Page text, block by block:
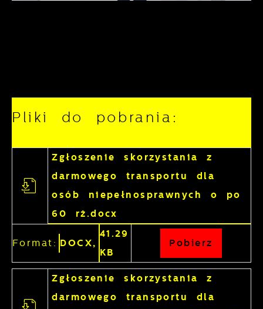
Pliki do pobrania:
Zgłoszenie skorzystania z
darmowego transportu dla
osób niepełnosprawnych o po
60 rż.docx
Format: DOCX,
41.29
KB
Pobierz
Zgłoszenie skorzystania z
darmowego transportu dla